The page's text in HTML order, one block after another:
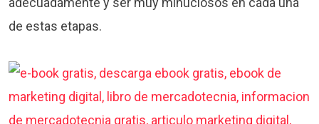
de estas etapas.